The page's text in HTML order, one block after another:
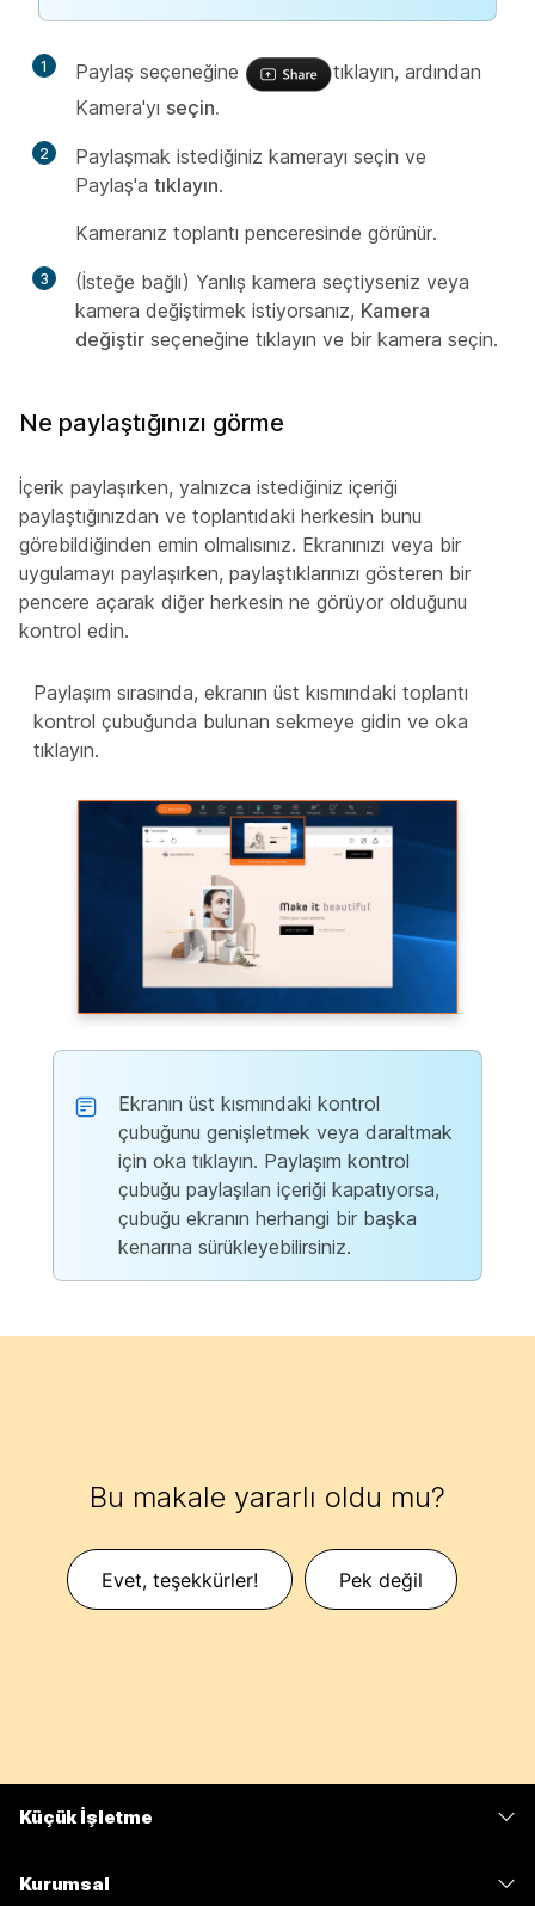
1 Paylaş seçeneğine
tıklayın, ardından
Kamera'yı seçin.
2
Paylaşmak istediğiniz kamerayı seçin ve
Paylaş'a tıklayın.
Kameranız toplantı penceresinde görünür.
3
(İsteğe bağlı) Yanlış kamera seçtiyseniz veya
kamera değiştirmek istiyorsanız, Kamera
değiştir seçeneğine tıklayın ve bir kamera seçin.
Ne paylaştığınızı görme
İçerik paylaşırken, yalnızca istediğiniz içeriği
paylaştığınızdan ve toplantıdaki herkesin bunu
görebildiğinden emin olmalısınız. Ekranınızı veya bir
uygulamayı paylaşırken, paylaştıklarınızı gösteren bir
pencere açarak diğer herkesin ne görüyor olduğunu
kontrol edin.
Paylaşım sırasında, ekranın üst kısmındaki toplantı
kontrol çubuğunda bulunan sekmeye gidin ve oka
tıklayın.
Ekranın üst kısmındaki kontrol
çubuğunu genişletmek veya daraltmak
için oka tıklayın. Paylaşım kontrol
çubuğu paylaşılan içeriği kapatıyorsa,
çubuğu ekranın herhangi bir başka
kenarına sürükleyebilirsiniz.
Bu makale yararlı oldu mu?
Evet, teşekkürler! Pek değil
Küçük İşletme
Kurumsal